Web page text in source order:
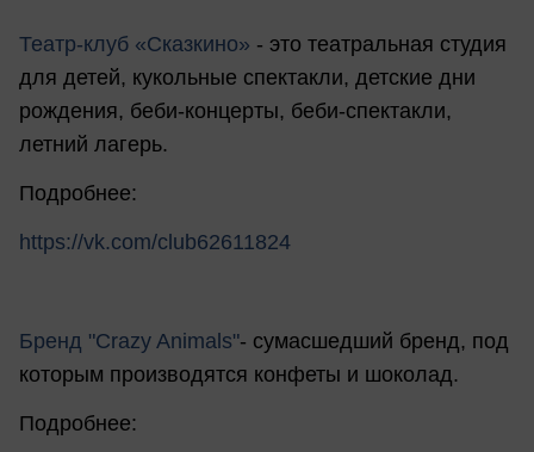
Театр-клуб «Сказкино» - это театральная студия
для детей, кукольные спектакли, детские дни
рождения, беби-концерты, беби-спектакли,
летний лагерь.
Подробнее:
https://vk.com/club62611824
Бренд "Crazy Animals"- сумасшедший бренд, под
которым производятся конфеты и шоколад.
Подробнее: